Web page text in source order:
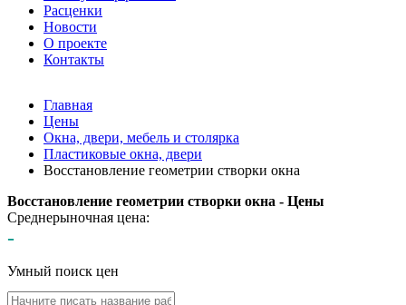
Расценки
Новости
О проекте
Контакты
Главная
Цены
Окна, двери, мебель и столярка
Пластиковые окна, двери
Восстановление геометрии створки окна
Восстановление геометрии створки окна - Цены
Среднерыночная цена:
-
Умный поиск цен